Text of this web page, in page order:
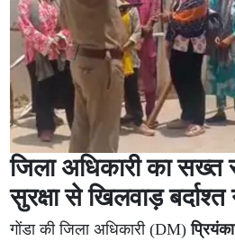
जिला अधिकारी का
सुरक्षा से खिलवाड़ बर्दाश्त
गोंडा की जिला अधिकारी (DM)